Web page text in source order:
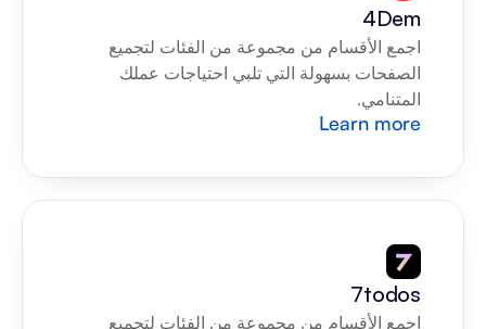
4Dem
المتنامي.
Learn more
7todos